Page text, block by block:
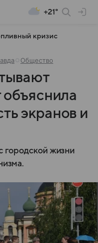
+21°
кризис
Общество
объяснила
экранов и
городской жизни